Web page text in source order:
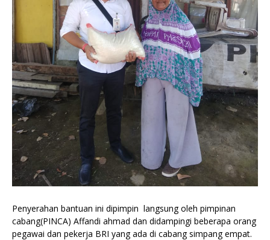
Penyerahan bantuan ini dipimpin langsung oleh pimpinan
cabang(PINCA) Affandi ahmad dan didampingi beberapa orang
pegawai dan pekerja BRI yang ada di cabang simpang empat.